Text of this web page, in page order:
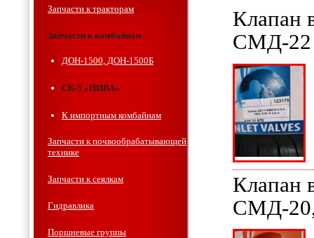
СМД-22
Клапан
СМД-
Запчасти к тракторам
Запчасти к комбайнам
ДОН-1500, ДОН-1500Б
СК-5 «НИВА»
К импортным комбайнам
Запчасти к почвообрабатывающей
технике
Запчасти к сеялкам
Гидравлика
Поршневые группы